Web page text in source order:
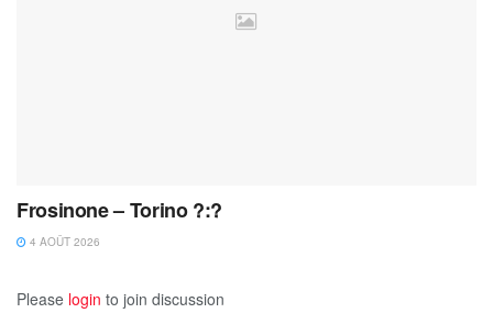
Frosinone – Torino ?:?
4 AOÛT 2026
Please login to join discussion